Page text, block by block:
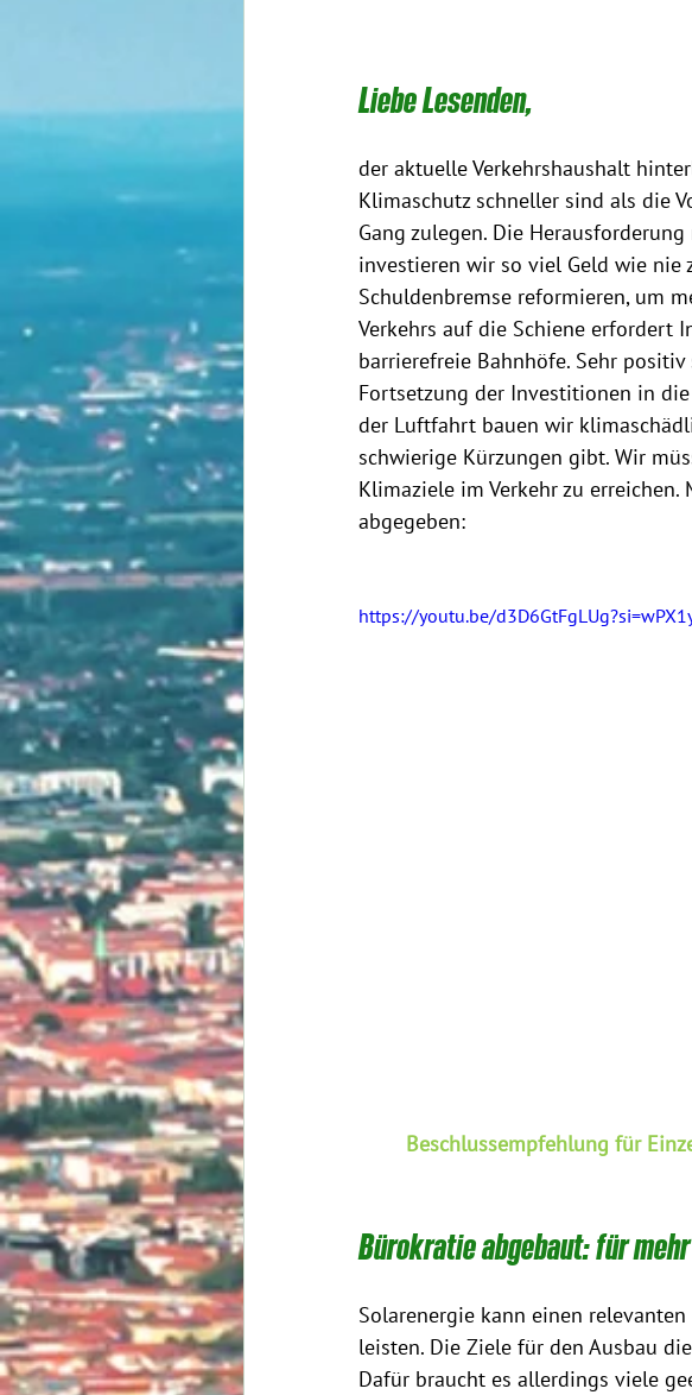
Liebe Lesenden,
der aktuelle Verkehrshaushalt
Klimaschutz schneller sind als die
Gang zulegen. Die
investieren wir so viel Geld wie nie
Schuldenbremse reformieren, um
Verkehrs auf die Schiene erfordert
barrierefreie Bahnhöfe. Sehr
Fortsetzung der Investitionen in
der Luftfahrt bauen wir
schwierige Kürzungen gibt. Wir
Klimaziele im Verkehr zu
abgegeben:
https://youtu.be/
Beschlussempfehlung für
Bürokratie abgebaut: für
Solarenergie kann einen
leisten. Die Ziele für den Ausbau
Dafür braucht es allerdings viele